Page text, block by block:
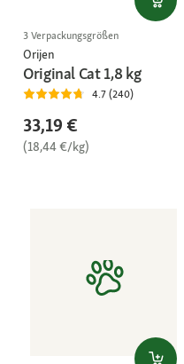
3 Verpackungsgrößen
Orijen
Original Cat 1,8 kg
4.7 (240)
33,19 €
(18,44 €/kg)